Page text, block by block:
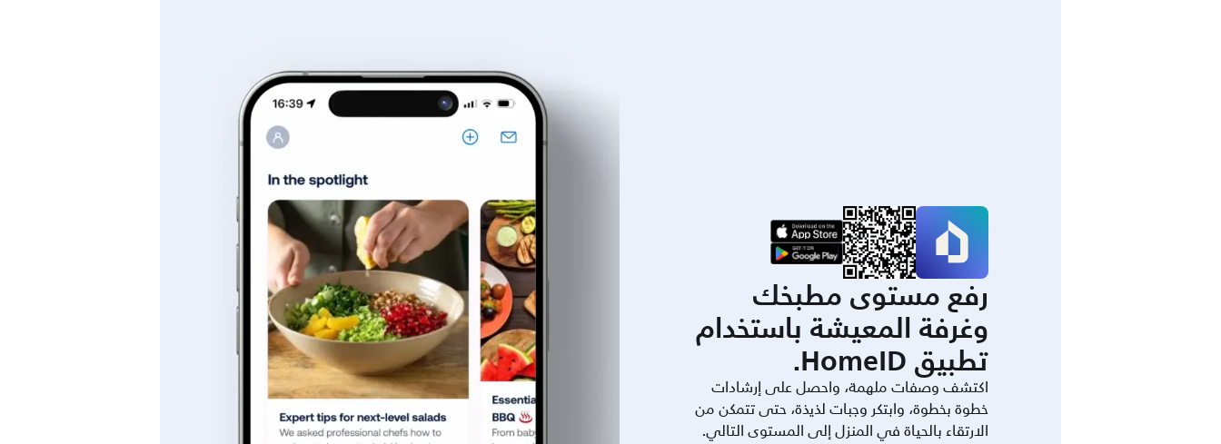
رفع مستوى مطبخك
وغرفة المعيشة باستخدام
تطبيق HomeID.
اكتشف وصفات ملهمة، واحصل على إرشادات
خطوة بخطوة، وابتكر وجبات لذيذة، حتى تتمكن من
الارتقاء بالحياة في المنزل إلى المستوى التالي.